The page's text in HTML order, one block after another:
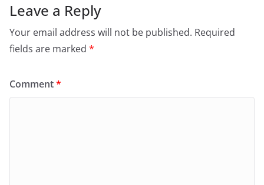
Leave a Reply
Your email address will not be published. Required
fields are marked *
Comment*